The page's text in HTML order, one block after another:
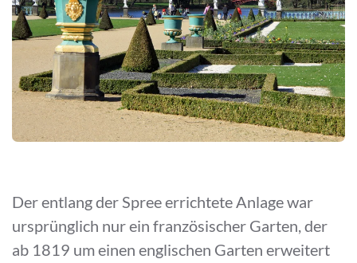
Der entlang der Spree errichtete Anlage war
ursprünglich nur ein französischer Garten, der
ab 1819 um einen englischen Garten erweitert